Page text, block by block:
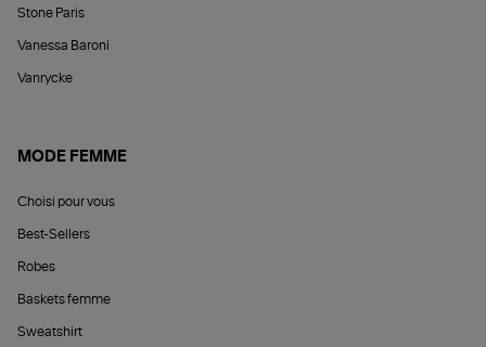
Stone Paris
Vanessa Baroni
Vanrycke
MODE FEMME
Choisi pour vous
Best-Sellers
Robes
Baskets femme
Sweatshirt